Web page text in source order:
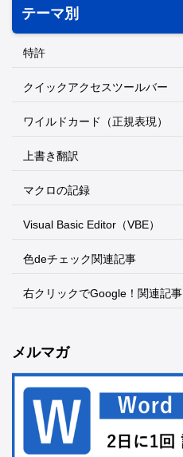
テーマ別
特許
クイックアクセスツールバー
ワイルドカード（正規表現）
上書き翻訳
マクロの記録
Visual Basic Editor（VBE）
色deチェック関連記事
右クリックでGoogle！関連記事
メルマガ